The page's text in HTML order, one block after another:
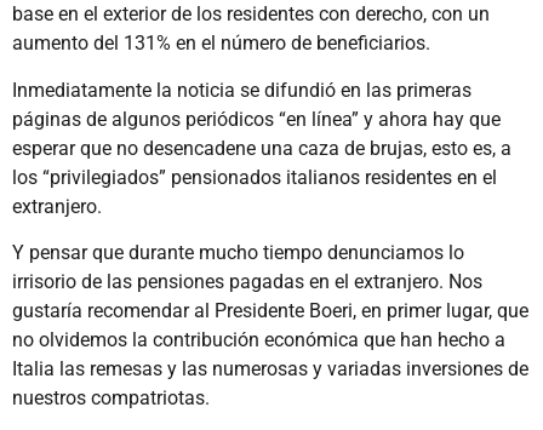
base en el exterior de los residentes con derecho, con un
aumento del 131% en el número de beneficiarios.
Inmediatamente la noticia se difundió en las primeras
páginas de algunos periódicos “en línea” y ahora hay que
esperar que no desencadene una caza de brujas, esto es, a
los “privilegiados” pensionados italianos residentes en el
extranjero.
Y pensar que durante mucho tiempo denunciamos lo
irrisorio de las pensiones pagadas en el extranjero. Nos
gustaría recomendar al Presidente Boeri, en primer lugar, que
no olvidemos la contribución económica que han hecho a
Italia las remesas y las numerosas y variadas inversiones de
nuestros compatriotas.